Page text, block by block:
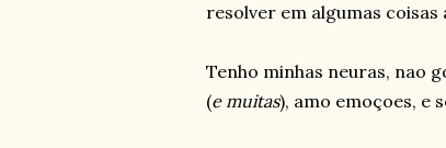
resolver em algumas coisas
Tenho minhas neuras, nao
(e muitas), amo emoçoes, e